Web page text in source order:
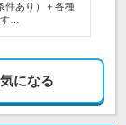
件あり）＋各種
…
気になる